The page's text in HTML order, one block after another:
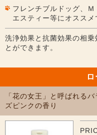
フレンチブルドッグ、
エスティー等にオススメ
洗浄効果と抗菌効果の相
とができます。
「花の女王」と呼ばれる
ズピンクの香り